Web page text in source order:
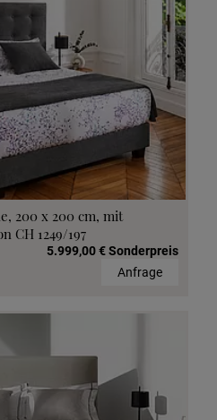
200 x 200 cm, mit
CH 1249/197
5.999,00 € Sonderpreis
Anfrage